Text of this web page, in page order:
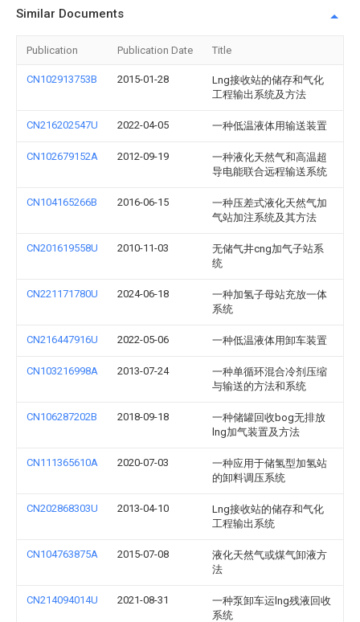
Similar Documents
Publication Publication Date Title
CN102913753B 2015-01-28
Lng接收站的储存和气化
工程输出系统及方法
CN216202547U 2022-04-05 一种低温液体用输送装置
CN102679152A 2012-09-19
一种液化天然气和高温超
导电能联合远程输送系统
CN104165266B 2016-06-15
一种压差式液化天然气加
气站加注系统及其方法
CN201619558U 2010-11-03
无储气井cng加气子站系
统
CN221171780U 2024-06-18
一种加氢子母站充放一体
系统
CN216447916U 2022-05-06 一种低温液体用卸车装置
CN103216998A 2013-07-24
一种单循环混合冷剂压缩
与输送的方法和系统
CN106287202B 2018-09-18
一种储罐回收bog无排放
lng加气装置及方法
CN111365610A 2020-07-03
一种应用于储氢型加氢站
的卸料调压系统
CN202868303U 2013-04-10
Lng接收站的储存和气化
工程输出系统
CN104763875A 2015-07-08
液化天然气或煤气卸液方
法
CN214094014U 2021-08-31
一种泵卸车运lng残液回收
系统